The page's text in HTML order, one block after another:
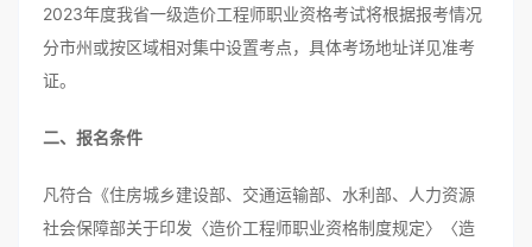
2023年度我省一级造价工程师职业资格考试将根据报考情况
分市州或按区域相对集中设置考点，具体考场地址详见准考
证。
二、报名条件
凡符合《住房城乡建设部、交通运输部、水利部、人力资源
社会保障部关于印发〈造价工程师职业资格制度规定〉〈造